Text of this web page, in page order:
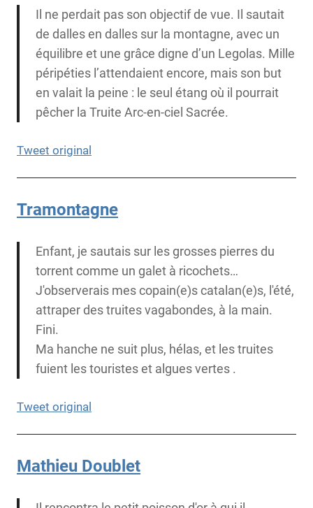
Il ne perdait pas son objectif de vue. Il sautait
de dalles en dalles sur la montagne, avec un
équilibre et une grâce digne d’un Legolas. Mille
péripéties l’attendaient encore, mais son but
en valait la peine : le seul étang où il pourrait
pêcher la Truite Arc-en-ciel Sacrée.
Tweet original
Tramontagne
Enfant, je sautais sur les grosses pierres du
torrent comme un galet à ricochets…
J'observerais mes copain(e)s catalan(e)s, l'été,
attraper des truites vagabondes, à la main.
Fini.
Ma hanche ne suit plus, hélas, et les truites
fuient les touristes et algues vertes .
Tweet original
Mathieu Doublet